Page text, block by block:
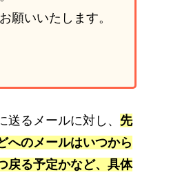
願いいたします。
送るメールに対し、 先
へのメールはいつから
戻る予定かなど、具体